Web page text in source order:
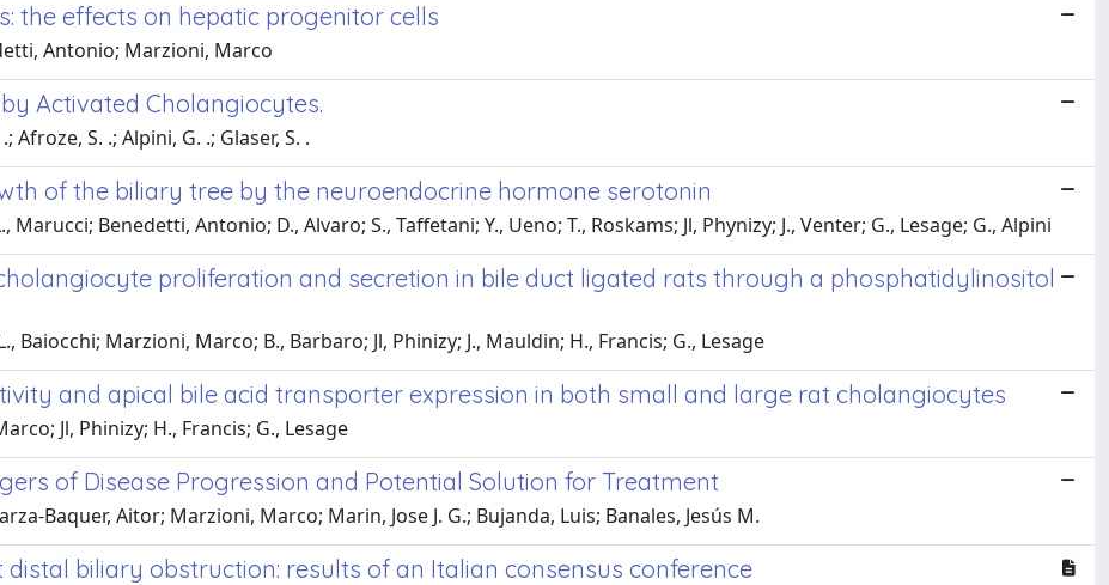
the effects on hepatic progenitor cells
Antonio; Marzioni, Marco
Activated Cholangiocytes.
S. .; Alpini, G. .; Glaser, S. .
of the biliary tree by the neuroendocrine hormone serotonin
Benedetti, Antonio; D., Alvaro; S., Taffetani; Y., Ueno; T., Roskams; Jl, Phynizy; J., Venter; G., Lesage; G., Alpini
proliferation and secretion in bile duct ligated rats through a phosphatidylinositol
Baiocchi; Marzioni, Marco; B., Barbaro; Jl, Phinizy; J., Mauldin; H., Francis; G., Lesage
and apical bile acid transporter expression in both small and large rat cholangiocytes
Jl, Phinizy; H., Francis; G., Lesage
of Disease Progression and Potential Solution for Treatment
Baquer, Aitor; Marzioni, Marco; Marin, Jose J. G.; Bujanda, Luis; Banales, Jesús M.
biliary obstruction: results of an Italian consensus conference